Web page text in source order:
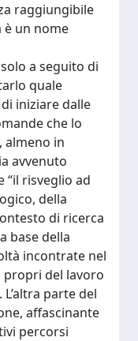
raggiungibile
è un nome
a seguito di
quale
iniziare dalle
che lo
almeno in
avvenuto
“il risveglio ad
della
di ricerca
base della
incontrate nel
propri del lavoro
parte del
affascinante
percorsi